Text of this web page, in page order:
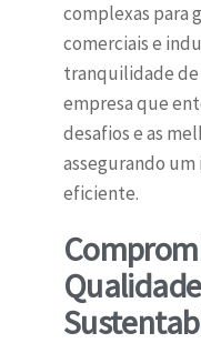
complexas para
comerciais e
tranquilidade
empresa que
desafios e as
assegurando
eficiente.